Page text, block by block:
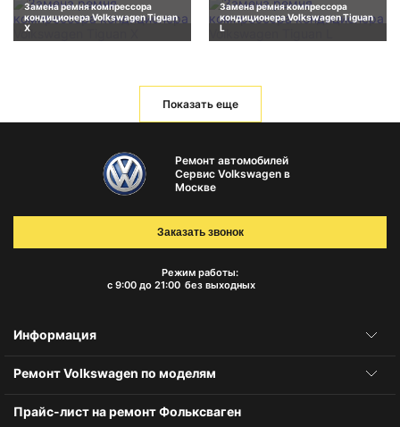
Замена ремня компрессора
кондиционера Volkswagen Tiguan
X
Замена ремня компрессора
кондиционера Volkswagen Tiguan
L
Показать еще
Ремонт автомобилей
Сервис Volkswagen в
Москве
Режим работы:
с 9:00 до 21:00 без выходных
Заказать звонок
Информация
Ремонт Volkswagen по моделям
Прайс-лист на ремонт Фольксваген